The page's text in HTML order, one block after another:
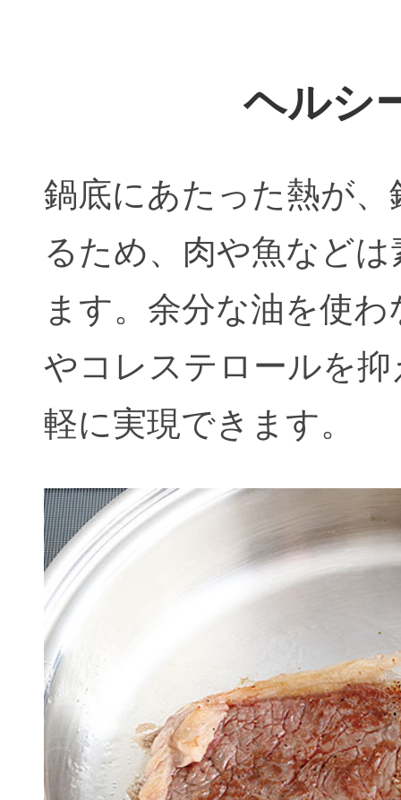
ヘルシ
鍋底にあたった熱が
るため、肉や魚など
ます。余分な油を使
やコレステロールを
軽に実現できます。